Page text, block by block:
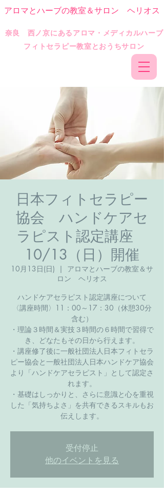
​奈良 西ノ京にあるアロマ・メディカルハーブ
フィトセラピー教室とおうちサロン
アロマとハーブの教室＆サロン ヘリオス
日本フィトセラピー
協会 ハンドケアセ
ラピスト認定講座
10/13（日）開催
10月13日(日)
  |
アロマとハーブの教室＆サ
ロン ヘリオス
ハンドケアセラピスト認定講座について
〈講座時間〉11：00～17：30（休憩30分
含む）
・理論３時間＆実技３時間の６時間で習得で
き、どなたもその日から行えます。
・講座修了後に一般社団法人日本フィトセラ
ピー協会と一般社団法人日本ハンドケア協会
より「ハンドケアセラピスト」として認定さ
れます。
・基礎はしっかりと、さらに意識と心を重視
した「気持ちよさ」を共有できるスキルもお
伝えします。
受付停止
他のイベントを見る